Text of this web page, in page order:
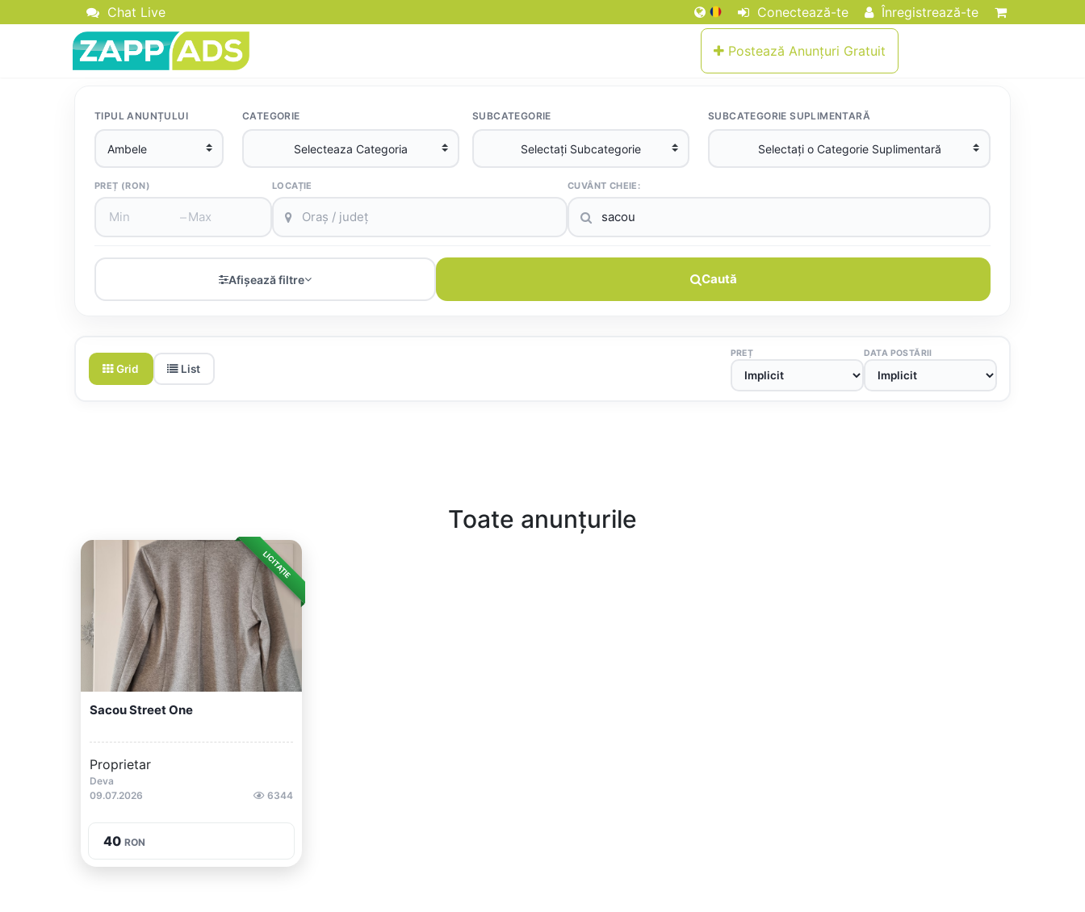
Chat Live Conectează-te Înregistrează-te
Postează Anunțuri Gratuit
TIPUL ANUNȚULUI CATEGORIE SUBCATEGORIE SUBCATEGORIE SUPLIMENTARĂ
PREȚ (RON)
–
LOCAȚIE CUVÂNT CHEIE:
Afișează filtre Caută
Grid List
PREȚ DATA POSTĂRII
Toate anunțurile
LICITAȚIE
Sacou Street One
Proprietar
Deva
09.07.2026
6344
40 RON